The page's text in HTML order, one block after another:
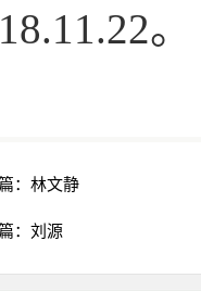
。
： 林文静
： 刘源